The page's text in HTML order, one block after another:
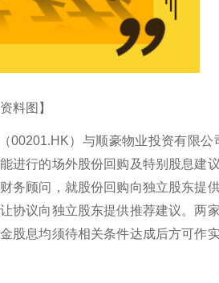
资料图】
00201.HK）与顺豪物业投资有限公
进行的场外股份回购及特别股息建
务顾问，就股份回购向独立股东提
协议向独立股东提供推荐建议。两
股息均须待相关条件达成后方可作